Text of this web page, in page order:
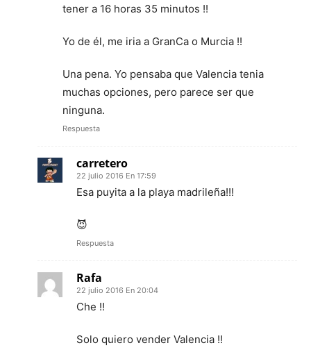
tener a 16 horas 35 minutos !!
Yo de él, me iria a GranCa o Murcia !!
Una pena. Yo pensaba que Valencia tenia
muchas opciones, pero parece ser que
ninguna.
Respuesta
carretero
22 julio 2016 En 17:59
Esa puyita a la playa madrileña!!!
😈
Respuesta
Rafa
22 julio 2016 En 20:04
Che !!
Solo quiero vender Valencia !!